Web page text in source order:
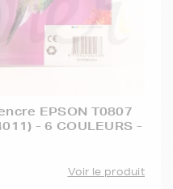
EPSON T0807
- 6 COULEURS -
Voir le produit